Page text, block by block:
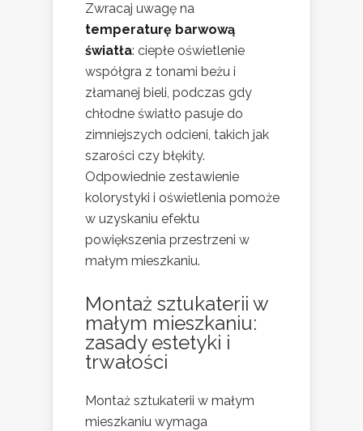
Zwracaj uwagę na
temperaturę barwową
światła: ciepłe oświetlenie
współgra z tonami beżu i
złamanej bieli, podczas gdy
chłodne światło pasuje do
zimniejszych odcieni, takich jak
szarości czy błękity.
Odpowiednie zestawienie
kolorystyki i oświetlenia pomoże
w uzyskaniu efektu
powiększenia przestrzeni w
małym mieszkaniu.
Montaż sztukaterii w
małym mieszkaniu:
zasady estetyki i
trwałości
Montaż sztukaterii w małym
mieszkaniu wymaga